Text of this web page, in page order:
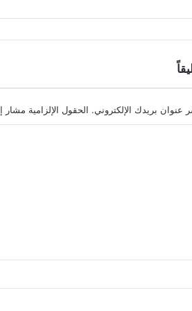
عنوان بريدك الإلكتروني. الحقول الإلزامية مشار